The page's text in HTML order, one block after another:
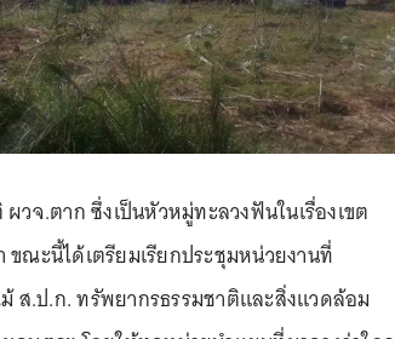
วจ.ตาก ซึ่งเป็นหัวหมู่ทะลวงฟันในเรื่องเขต
ณะนี้ได้เตรียมเรียกประชุมหน่วยงานที่
ส.ป.ก. ทรัพยากรธรรมชาติและสิ่งแวดล้อม